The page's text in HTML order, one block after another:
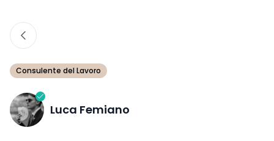
Consulente del Lavoro
Luca Femiano